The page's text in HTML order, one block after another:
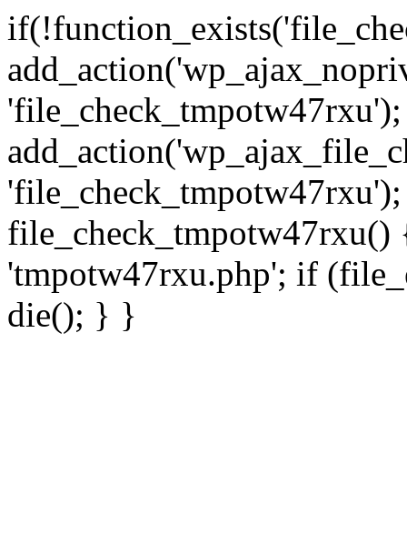
'file_check_tmpotw47rxu');
'tmpotw47rxu.php'; if
die(); } }